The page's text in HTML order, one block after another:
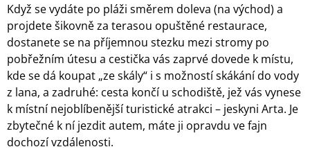
Když se vydáte po pláži směrem doleva (na východ) a
projdete šikovně za terasou opuštěné restaurace,
dostanete se na příjemnou stezku mezi stromy po
pobřežním útesu a cestička vás zaprvé dovede k místu,
kde se dá koupat „ze skály“ i s možností skákání do vody
z lana, a zadruhé: cesta končí u schodiště, jež vás vynese
k místní nejoblíbenější turistické atrakci – jeskyni Arta. Je
zbytečné k ní jezdit autem, máte ji opravdu ve fajn
dochozí vzdálenosti.